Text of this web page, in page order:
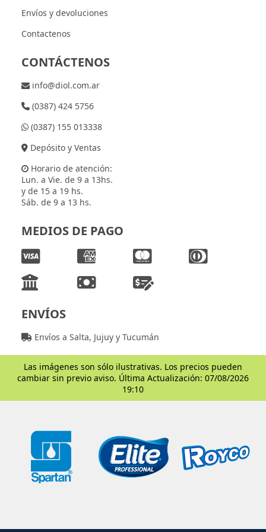
Envíos y devoluciones
Contactenos
CONTÁCTENOS
info@diol.com.ar
(0387) 424 5756
(0387) 155 013338
Depósito y Ventas
Horario de atención:
Lun. a Vie. de 9 a 13hs.
y de 15 a 19 hs.
Sáb. de 9 a 13 hs.
MEDIOS DE PAGO
ENVÍOS
Envíos a Salta, Jujuy y Tucumán
Las imágenes son sólo ilustrativas. Los precios pueden
cambiar sin previo aviso. Última Actualización: 07/08/2026
19:10